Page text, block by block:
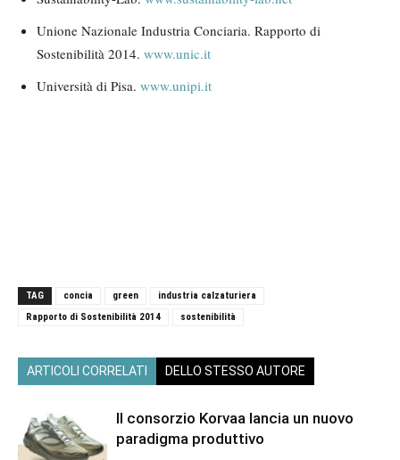
Unione Nazionale Industria Conciaria. Rapporto di
Sostenibilità 2014. www.unic.it
Università di Pisa. www.unipi.it
TAG concia green
industria calzaturiera
Rapporto di Sostenibilità 2014
sostenibilità
ARTICOLI CORRELATI DELLO STESSO AUTORE
Il consorzio Korvaa lancia un nuovo
paradigma produttivo